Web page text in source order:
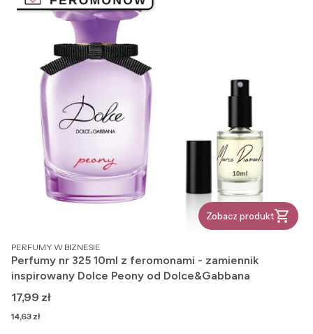
Zobacz produkt
PRODUCENT
PERFUMY W BIZNESIE
Perfumy nr 325 10ml z feromonami - zamiennik
inspirowany Dolce Peony od Dolce&Gabbana
Cena
17,99 zł
Cena
14,63 zł